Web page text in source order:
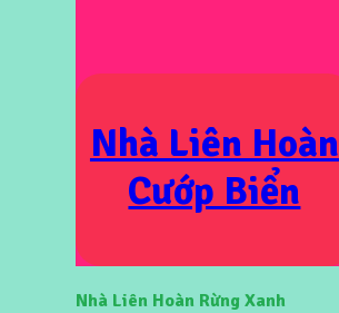
Nhà Liên Hoàn
Cướp Biển
Nhà Liên Hoàn Rừng Xanh